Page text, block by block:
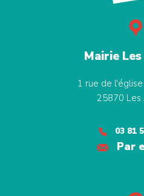
Mairie
1 rue de
25870 Les
03 81
Par